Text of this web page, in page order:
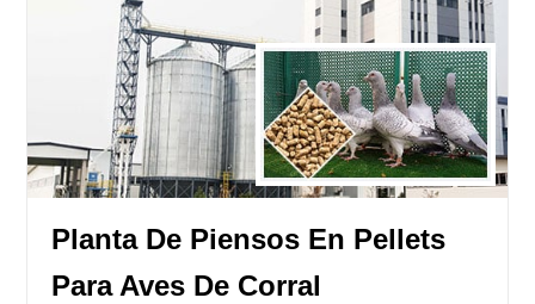
Planta De Piensos En Pellets
Para Aves De Corral